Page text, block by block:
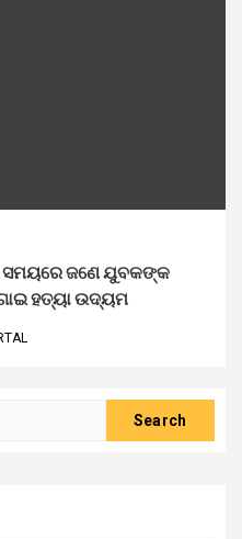
ସମୟରେ ଜଣେ ଯୁବକଙ୍କ
ହତ୍ୟା ଉଦ୍ୟମ